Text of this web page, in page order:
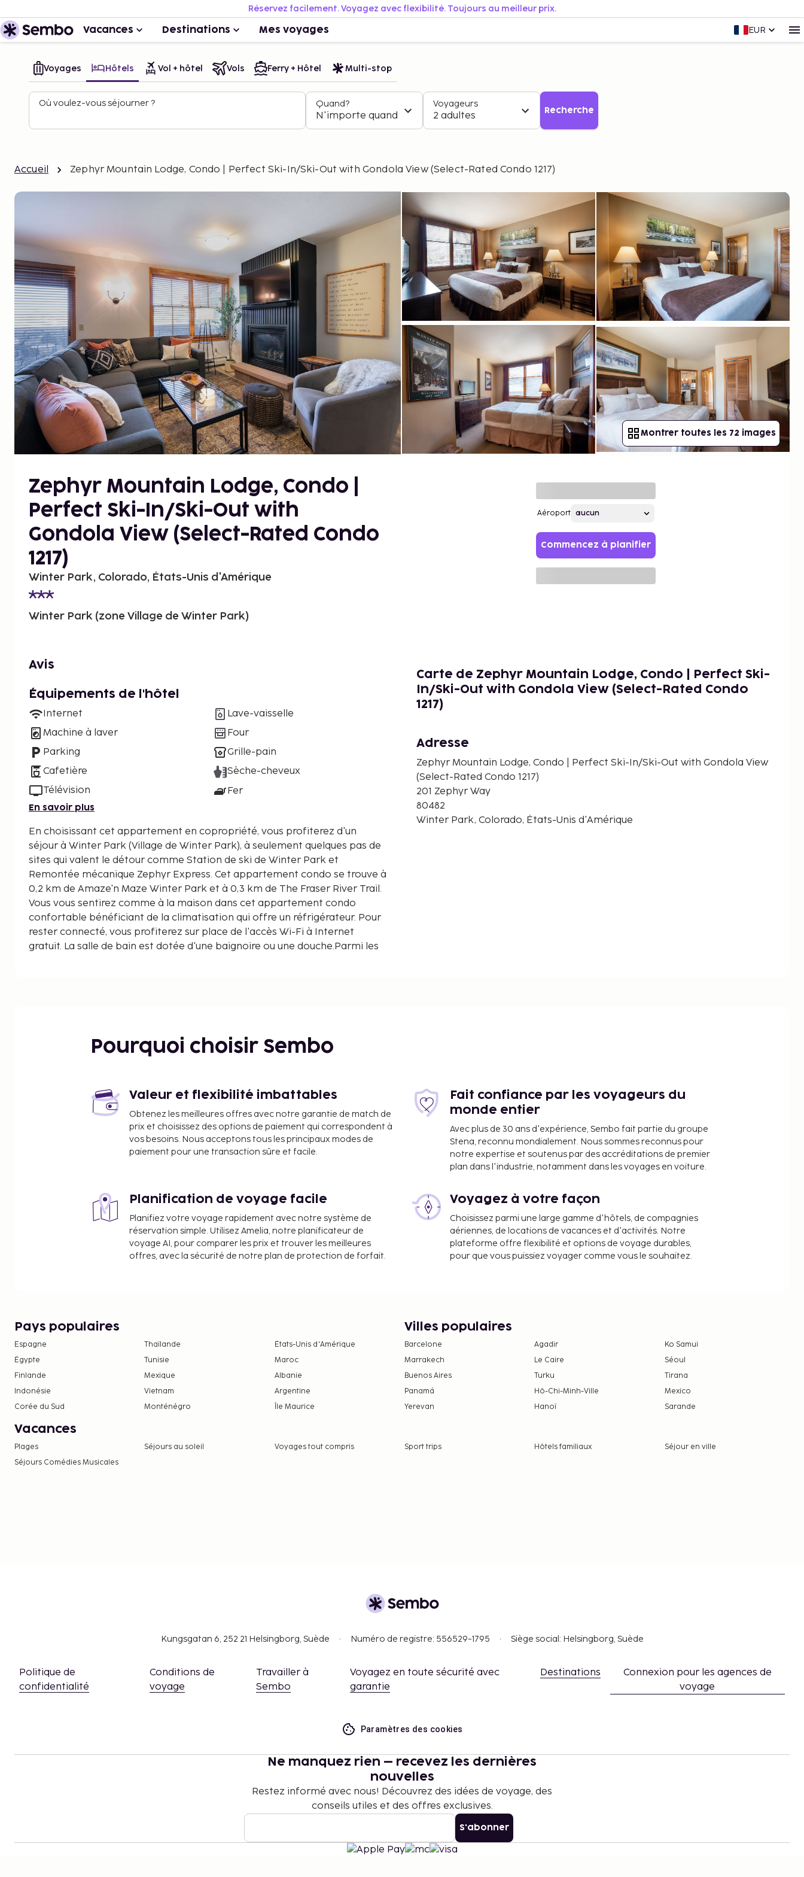
Réservez facilement. Voyagez avec flexibilité. Toujours au meilleur prix.
Vacances Destinations Mes voyages EUR
Voyages Hôtels Vol + hôtel Vols Ferry + Hôtel Multi-stop
Où voulez-vous séjourner ? Quand?
N'importe quand
Voyageurs
2 adultes Recherche
Accueil Zephyr Mountain Lodge, Condo | Perfect Ski-In/Ski-Out with Gondola View (Select-Rated Condo 1217)
Montrer toutes les 72 images
Zephyr Mountain Lodge, Condo |
Perfect Ski-In/Ski-Out with
Gondola View (Select-Rated Condo
1217)
Winter Park, Colorado, États-Unis d'Amérique
Winter Park (zone Village de Winter Park)
Aéroport
Commencez à planifier
Avis
Équipements de l'hôtel
Internet
Machine à laver
Parking
Cafetière
Télévision
Lave-vaisselle
Four
Grille-pain
Sèche-cheveux
Fer
En savoir plus
En choisissant cet appartement en copropriété, vous profiterez d'un
séjour à Winter Park (Village de Winter Park), à seulement quelques pas de
sites qui valent le détour comme Station de ski de Winter Park et
Remontée mécanique Zephyr Express. Cet appartement condo se trouve à
0,2 km de Amaze'n Maze Winter Park et à 0,3 km de The Fraser River Trail.
Vous vous sentirez comme à la maison dans cet appartement condo
confortable bénéficiant de la climatisation qui offre un réfrigérateur. Pour
rester connecté, vous profiterez sur place de l'accès Wi-Fi à Internet
gratuit. La salle de bain est dotée d'une baignoire ou une douche.Parmi les
Remontée mécanique Arrow - 0,3 km
The Fraser River Trail - 0,3 km
Mount Maury Carpet - 0,5 km
Gemini Express - 0,5 km
Comet Magic Carpet - 0,6 km
Meteor Magic Carpet - 0,6 km
Remontée mécanique Village Cabriolet - 0,7 km
Remontée mécanique Eskimo Express - 2 km
Les aéroports les plus proches de l'hébergement sont :
Broomfield, Colorado (BJC-Rocky Mountain Metropolitan) - 116,8 km
Aéroport international de Denver (DEN) - 144,4 km
Un parking payant sans service de voiturier est disponible dans l'enceinte
Frais pour le parking en libre-service : 30 USD par jour
La liste ci-dessus peut ne pas être exhaustive. Les frais et acomptes
peuvent être mentionnés hors taxe et sont soumis à modification.
L’hébergement est gratuit pour les enfants qui occupent la même
chambre que leurs parents ou tuteurs et qui utilisent la literie en place.
Modes de paiement sans espèces disponibles pour toutes les
Carte de Zephyr Mountain Lodge, Condo | Perfect Ski-
In/Ski-Out with Gondola View (Select-Rated Condo
1217)
Adresse
Zephyr Mountain Lodge, Condo | Perfect Ski-In/Ski-Out with Gondola View
(Select-Rated Condo 1217)
201 Zephyr Way
80482
Winter Park, Colorado, États-Unis d'Amérique
Pourquoi choisir Sembo
Valeur et flexibilité imbattables
Obtenez les meilleures offres avec notre garantie de match de
prix et choisissez des options de paiement qui correspondent à
vos besoins. Nous acceptons tous les principaux modes de
paiement pour une transaction sûre et facile.
Fait confiance par les voyageurs du
monde entier
Avec plus de 30 ans d'expérience, Sembo fait partie du groupe
Stena, reconnu mondialement. Nous sommes reconnus pour
notre expertise et soutenus par des accréditations de premier
plan dans l'industrie, notamment dans les voyages en voiture.
Planification de voyage facile
Planifiez votre voyage rapidement avec notre système de
réservation simple. Utilisez Amelia, notre planificateur de
voyage AI, pour comparer les prix et trouver les meilleures
offres, avec la sécurité de notre plan de protection de forfait.
Voyagez à votre façon
Choisissez parmi une large gamme d'hôtels, de compagnies
aériennes, de locations de vacances et d'activités. Notre
plateforme offre flexibilité et options de voyage durables,
pour que vous puissiez voyager comme vous le souhaitez.
Pays populaires
Espagne Thaïlande
États-Unis d'Amérique
Égypte
Tunisie
Maroc
Finlande
Mexique
Albanie
Indonésie
Vietnam
Argentine
Corée du Sud
Monténégro Île Maurice
Villes populaires
Barcelone Agadir
Ko Samui
Marrakech
Le Caire
Séoul
Buenos Aires
Turku
Tirana
Panamá
Hô-Chi-Minh-Ville
Mexico
Yerevan
Hanoï Sarande
Vacances
Plages Séjours au soleil Voyages tout compris Sport trips Hôtels familiaux
Séjour en ville
Séjours Comédies Musicales
Kungsgatan 6, 252 21 Helsingborg, Suède Numéro de registre: 556529-1795 Siège social: Helsingborg, Suède
Politique de
confidentialité
Conditions de
voyage
Travailler à
Sembo
Voyagez en toute sécurité avec
garantie
Destinations
Connexion pour les agences de
voyage
Paramètres des cookies
Ne manquez rien – recevez les dernières
nouvelles
Restez informé avec nous! Découvrez des idées de voyage, des
conseils utiles et des offres exclusives.
S'abonner